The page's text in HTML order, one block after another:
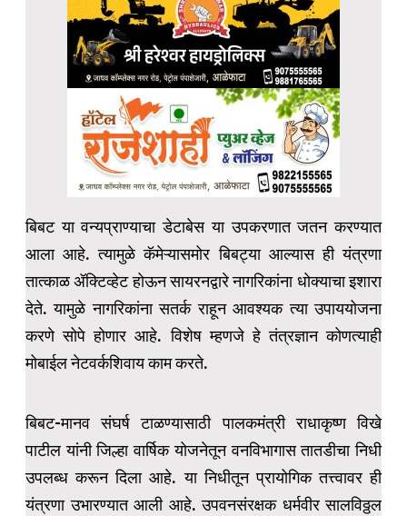
बिबट या वन्यप्राण्याचा डेटाबेस या उपकरणात जतन करण्यात
आला आहे. त्यामुळे कॅमेऱ्यासमोर बिबट्या आल्यास ही यंत्रणा
तात्काळ ॲक्टिव्हेट होऊन सायरनद्वारे नागरिकांना धोक्याचा इशारा
देते. यामुळे नागरिकांना सतर्क राहून आवश्यक त्या उपाययोजना
करणे सोपे होणार आहे. विशेष म्हणजे हे तंत्रज्ञान कोणत्याही
मोबाईल नेटवर्कशिवाय काम करते.
बिबट-मानव संघर्ष टाळण्यासाठी पालकमंत्री राधाकृष्ण विखे
पाटील यांनी जिल्हा वार्षिक योजनेतून वनविभागास तातडीचा निधी
उपलब्ध करून दिला आहे. या निधीतून प्रायोगिक तत्त्वावर ही
यंत्रणा उभारण्यात आली आहे. उपवनसंरक्षक धर्मवीर सालविठ्ठल